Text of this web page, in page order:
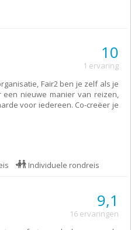
10
1 ervaring
Fair2 ben je zelf als je
nieuwe manier van reizen,
voor iedereen. Co-creëer je
Individuele rondreis
9,1
16 ervaringen